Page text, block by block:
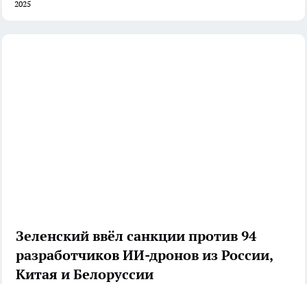
2025
Зеленский ввёл санкции против 94
разработчиков ИИ-дронов из России,
Китая и Белоруссии